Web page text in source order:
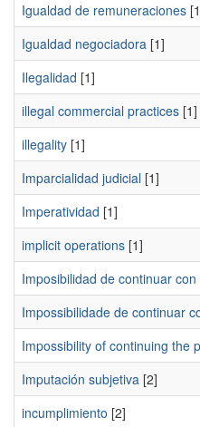
Igualdad de remuneraciones
Igualdad negociadora [1]
Ilegalidad [1]
illegal commercial practices [1]
illegality [1]
Imparcialidad judicial [1]
Imperatividad [1]
implicit operations [1]
Imposibilidad de continuar
Impossibilidade de continuar
Impossibility of continuing the
Imputación subjetiva [2]
incumplimiento [2]